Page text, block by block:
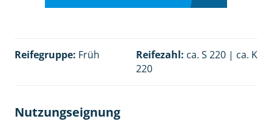
Reifegruppe: Früh Reifezahl: ca. S 220 | ca. K
220
Nutzungseignung